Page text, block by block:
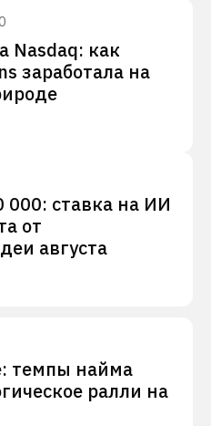
Nasdaq: как
заработала на
000: ставка на ИИ
от
августа
темпы найма
ралли на